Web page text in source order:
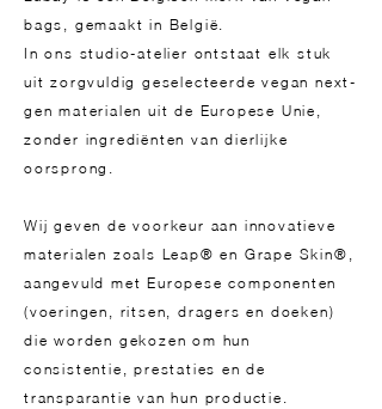
bags, gemaakt in België.
In ons studio-atelier ontstaat elk stuk
uit zorgvuldig geselecteerde vegan next-
gen materialen uit de Europese Unie,
zonder ingrediënten van dierlijke
oorsprong.
Wij geven de voorkeur aan innovatieve
materialen zoals Leap® en Grape Skin®,
aangevuld met Europese componenten
(voeringen, ritsen, dragers en doeken)
die worden gekozen om hun
consistentie, prestaties en de
transparantie van hun productie.